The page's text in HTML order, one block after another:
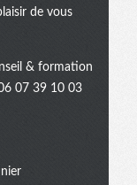
de vous
& formation
07 39 10 03